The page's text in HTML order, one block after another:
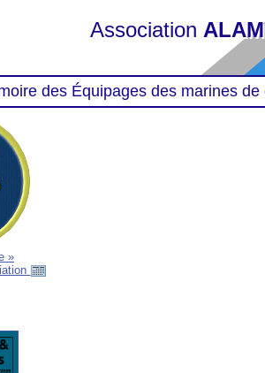
Association
des Équipages des marines
»